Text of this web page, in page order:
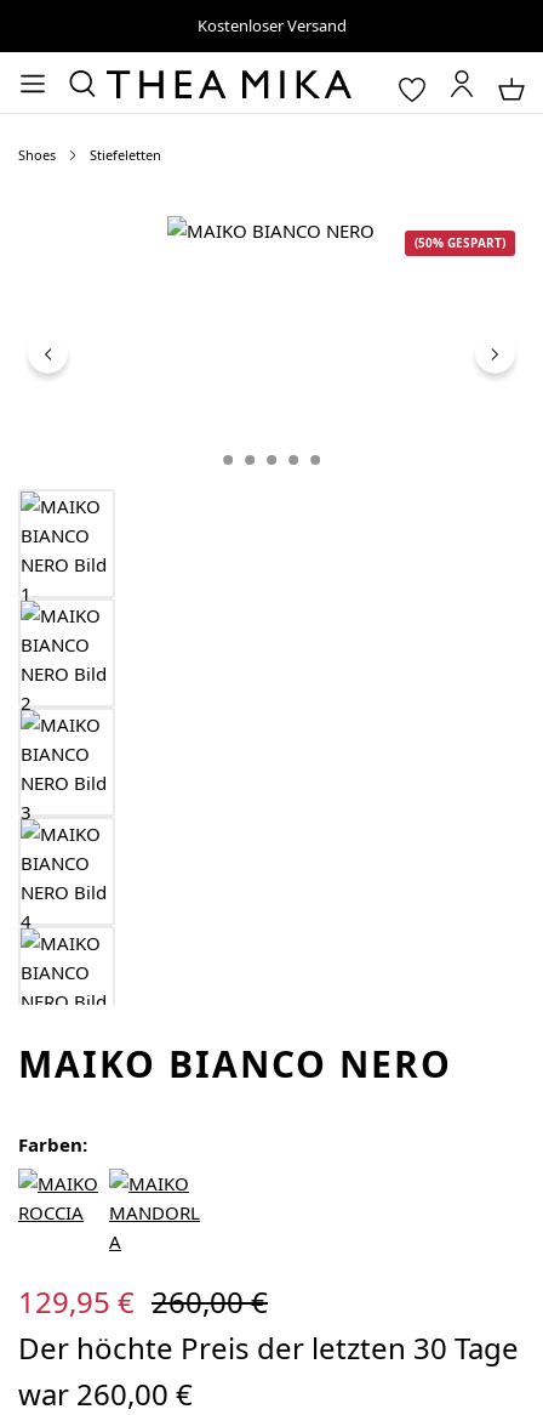
Kostenloser Versand
Shoes Stiefeletten
Bildergalerie überspringen
(50% GESPART)
MAIKO BIANCO NERO
Farben:
Verkaufspreis:
129,95 € Regulärer Preis:
260,00 €
Der höchte Preis der letzten 30 Tage
war 260,00 €